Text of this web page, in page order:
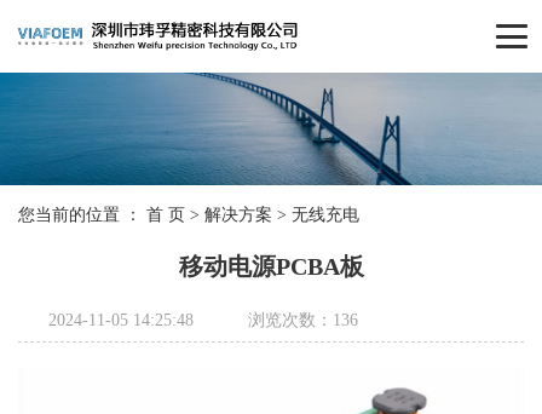
您当前的位置 ： 首 页 > 解决方案 > 无线充电
移动电源PCBA板
2024-11-05 14:25:48 浏览次数：136